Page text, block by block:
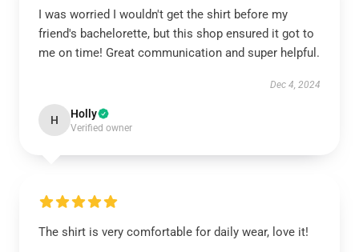
I was worried I wouldn't get the shirt before my
friend's bachelorette, but this shop ensured it got to
me on time! Great communication and super helpful.
Dec 4, 2024
H Holly
Verified owner
The shirt is very comfortable for daily wear, love it!